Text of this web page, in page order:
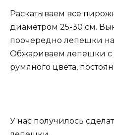
Раскатываем все
диаметром 25-30 см.
поочередно лепешки
Обжариваем лепешки с
румяного цвета,
У нас получилось